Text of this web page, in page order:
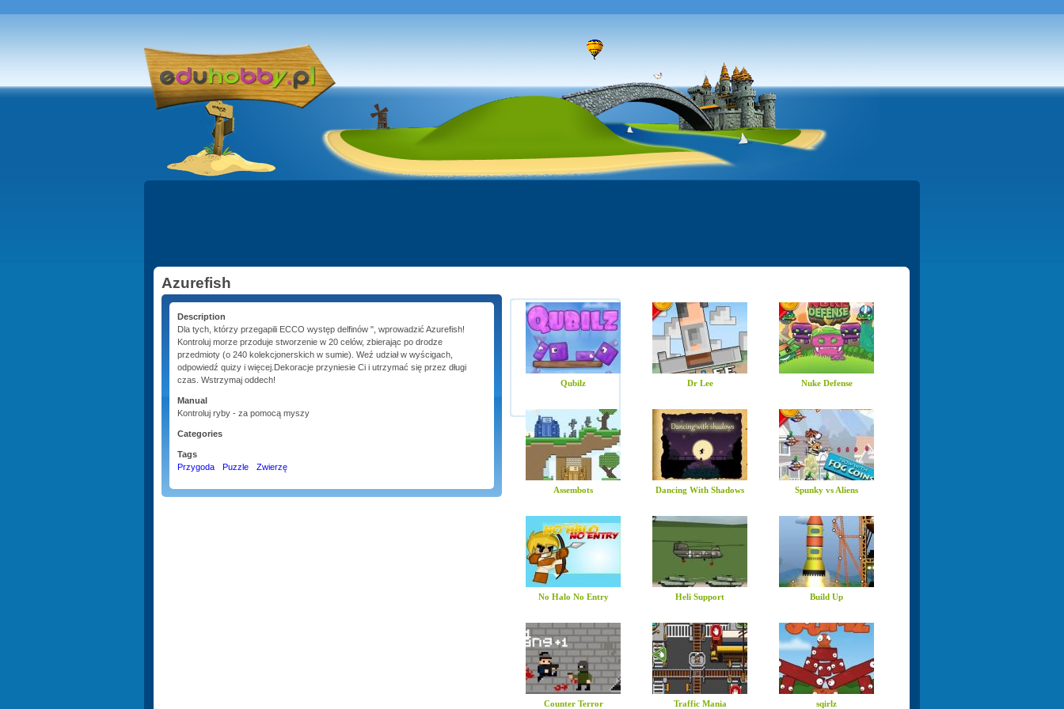
Azurefish
Description
Dla tych, którzy przegapili ECCO występ delfinów ", wprowadzić Azurefish!
Kontroluj morze przoduje stworzenie w 20 celów, zbierając po drodze
przedmioty (o 240 kolekcjonerskich w sumie). Weź udział w wyścigach,
odpowiedź quizy i więcej.Dekoracje przyniesie Ci i utrzymać się przez długi
czas. Wstrzymaj oddech!
Manual
Kontroluj ryby - za pomocą myszy
Categories
Tags
Przygoda
Puzzle Zwierzę
Qubilz Dr Lee Nuke Defense
Assembots Dancing With Shadows Spunky vs Aliens
No Halo No Entry Heli Support Build Up
Counter Terror Traffic Mania sqirlz